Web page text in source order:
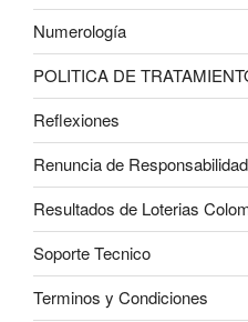
Numerología
POLITICA DE
Reflexiones
Renuncia de Responsabilidad
Resultados de Loterias
Soporte Tecnico
Terminos y Condiciones